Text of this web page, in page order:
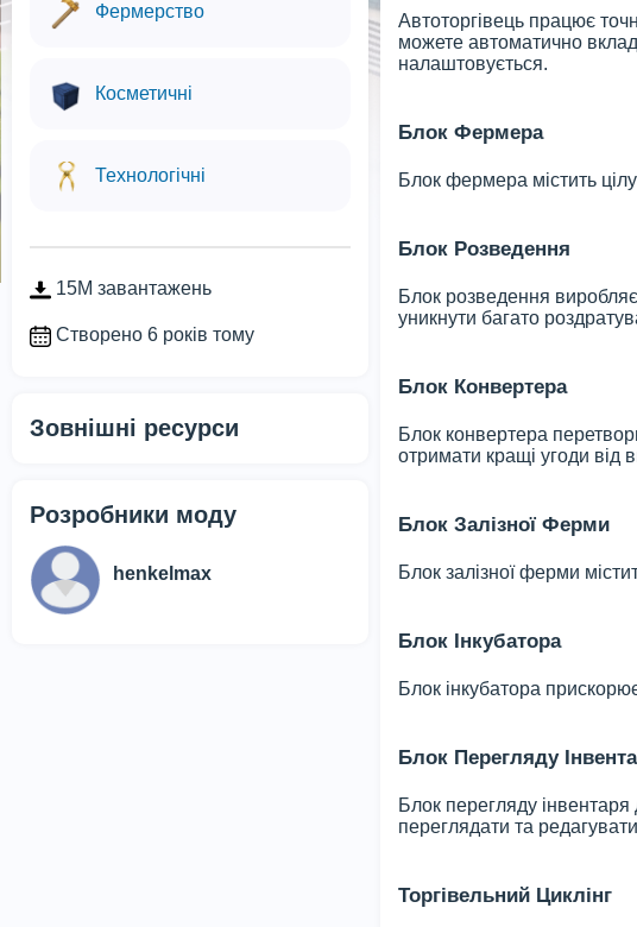
Фермерство
Косметичні
Технологічні
15M завантажень
Створено 6 років тому
Зовнішні ресурси
Розробники моду
henkelmax
Автоторгівець працює
можете автоматично
налаштовується.
Блок Фермера
Блок фермера містить
Блок Розведення
Блок розведення
уникнути багато
Блок Конвертера
Блок конвертера
отримати кращі угоди від
Блок Залізної Ферми
Блок залізної ферми
Блок Інкубатора
Блок інкубатора
Блок Перегляду
Блок перегляду
переглядати та
Торгівельний Циклінг